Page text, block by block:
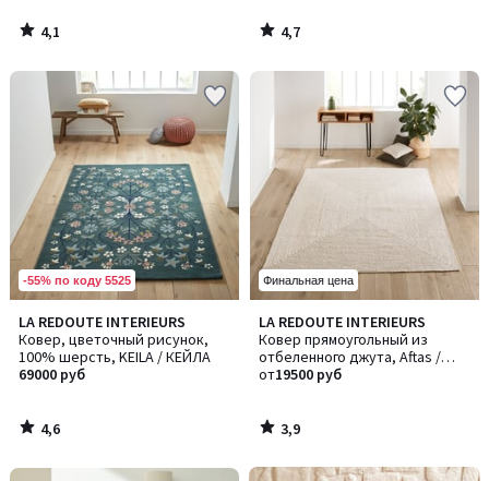
4,1
/
4,7
/
-55% по коду 5525
LA REDOUTE INTERIEURS
Ковер, цветочный рисунок,
100% шерсть, KEILA / КЕЙЛА
69000 руб
4,6
/ 5
4,6
/
Финальная цена
LA REDOUTE INTERIEURS
Ковер прямоугольный из
отбеленного джута, Aftas /
Афтас
от19500 руб
3,9
/ 5
3,9
/
Ближе,